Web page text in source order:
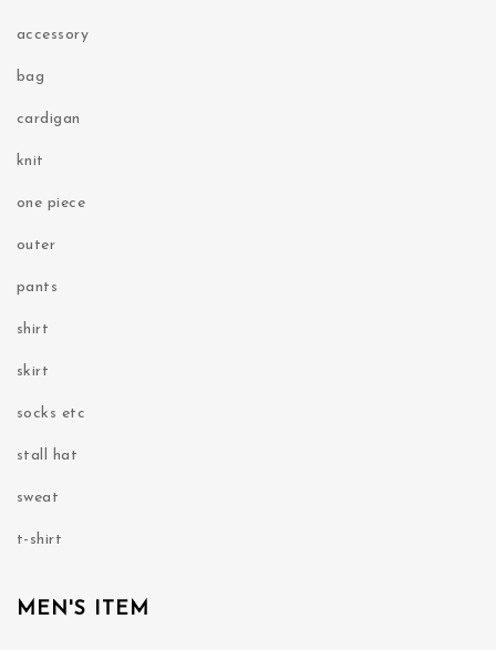
accessory
bag
cardigan
knit
one piece
outer
pants
shirt
skirt
socks etc
stall hat
sweat
t-shirt
MEN'S ITEM